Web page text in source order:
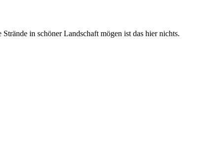
in schöner Landschaft mögen ist das hier nichts.